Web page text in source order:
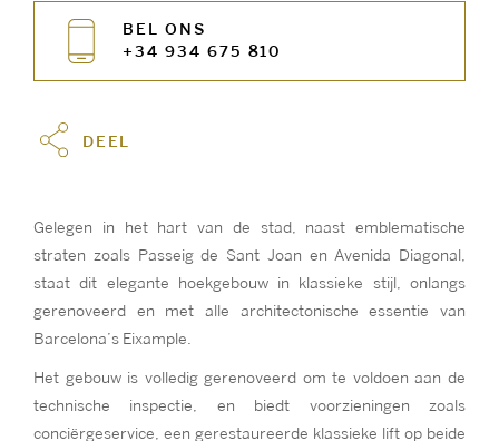
BEL ONS
+34 934 675 810
DEEL
Gelegen in het hart van de stad, naast emblematische
straten zoals Passeig de Sant Joan en Avenida Diagonal,
staat dit elegante hoekgebouw in klassieke stijl, onlangs
gerenoveerd en met alle architectonische essentie van
Barcelona’s Eixample.
Het gebouw is volledig gerenoveerd om te voldoen aan de
technische inspectie, en biedt voorzieningen zoals
conciërgeservice, een gerestaureerde klassieke lift op beide